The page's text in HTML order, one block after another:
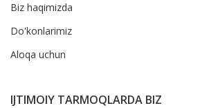
Biz haqimizda
Do'konlarimiz
Aloqa uchun
IJTIMOIY TARMOQLARDA BIZ